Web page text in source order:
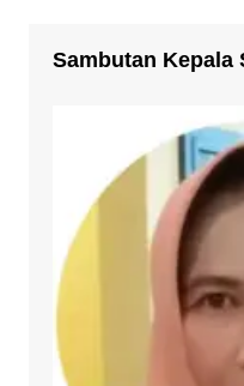
Sambutan Kepala